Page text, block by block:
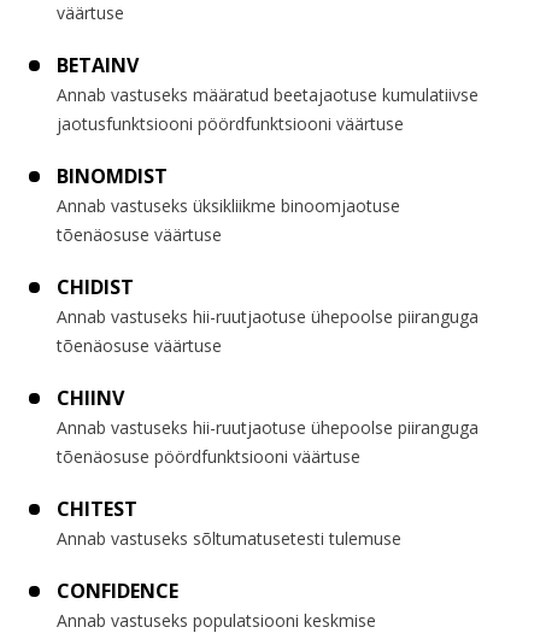
väärtuse
BETAINV
Annab vastuseks määratud beetajaotuse kumulatiivse
jaotusfunktsiooni pöördfunktsiooni väärtuse
BINOMDIST
Annab vastuseks üksikliikme binoomjaotuse
tõenäosuse väärtuse
CHIDIST
Annab vastuseks hii-ruutjaotuse ühepoolse piiranguga
tõenäosuse väärtuse
CHIINV
Annab vastuseks hii-ruutjaotuse ühepoolse piiranguga
tõenäosuse pöördfunktsiooni väärtuse
CHITEST
Annab vastuseks sõltumatusetesti tulemuse
CONFIDENCE
Annab vastuseks populatsiooni keskmise